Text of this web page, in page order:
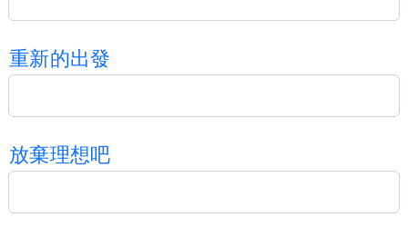
重新的出發
放棄理想吧